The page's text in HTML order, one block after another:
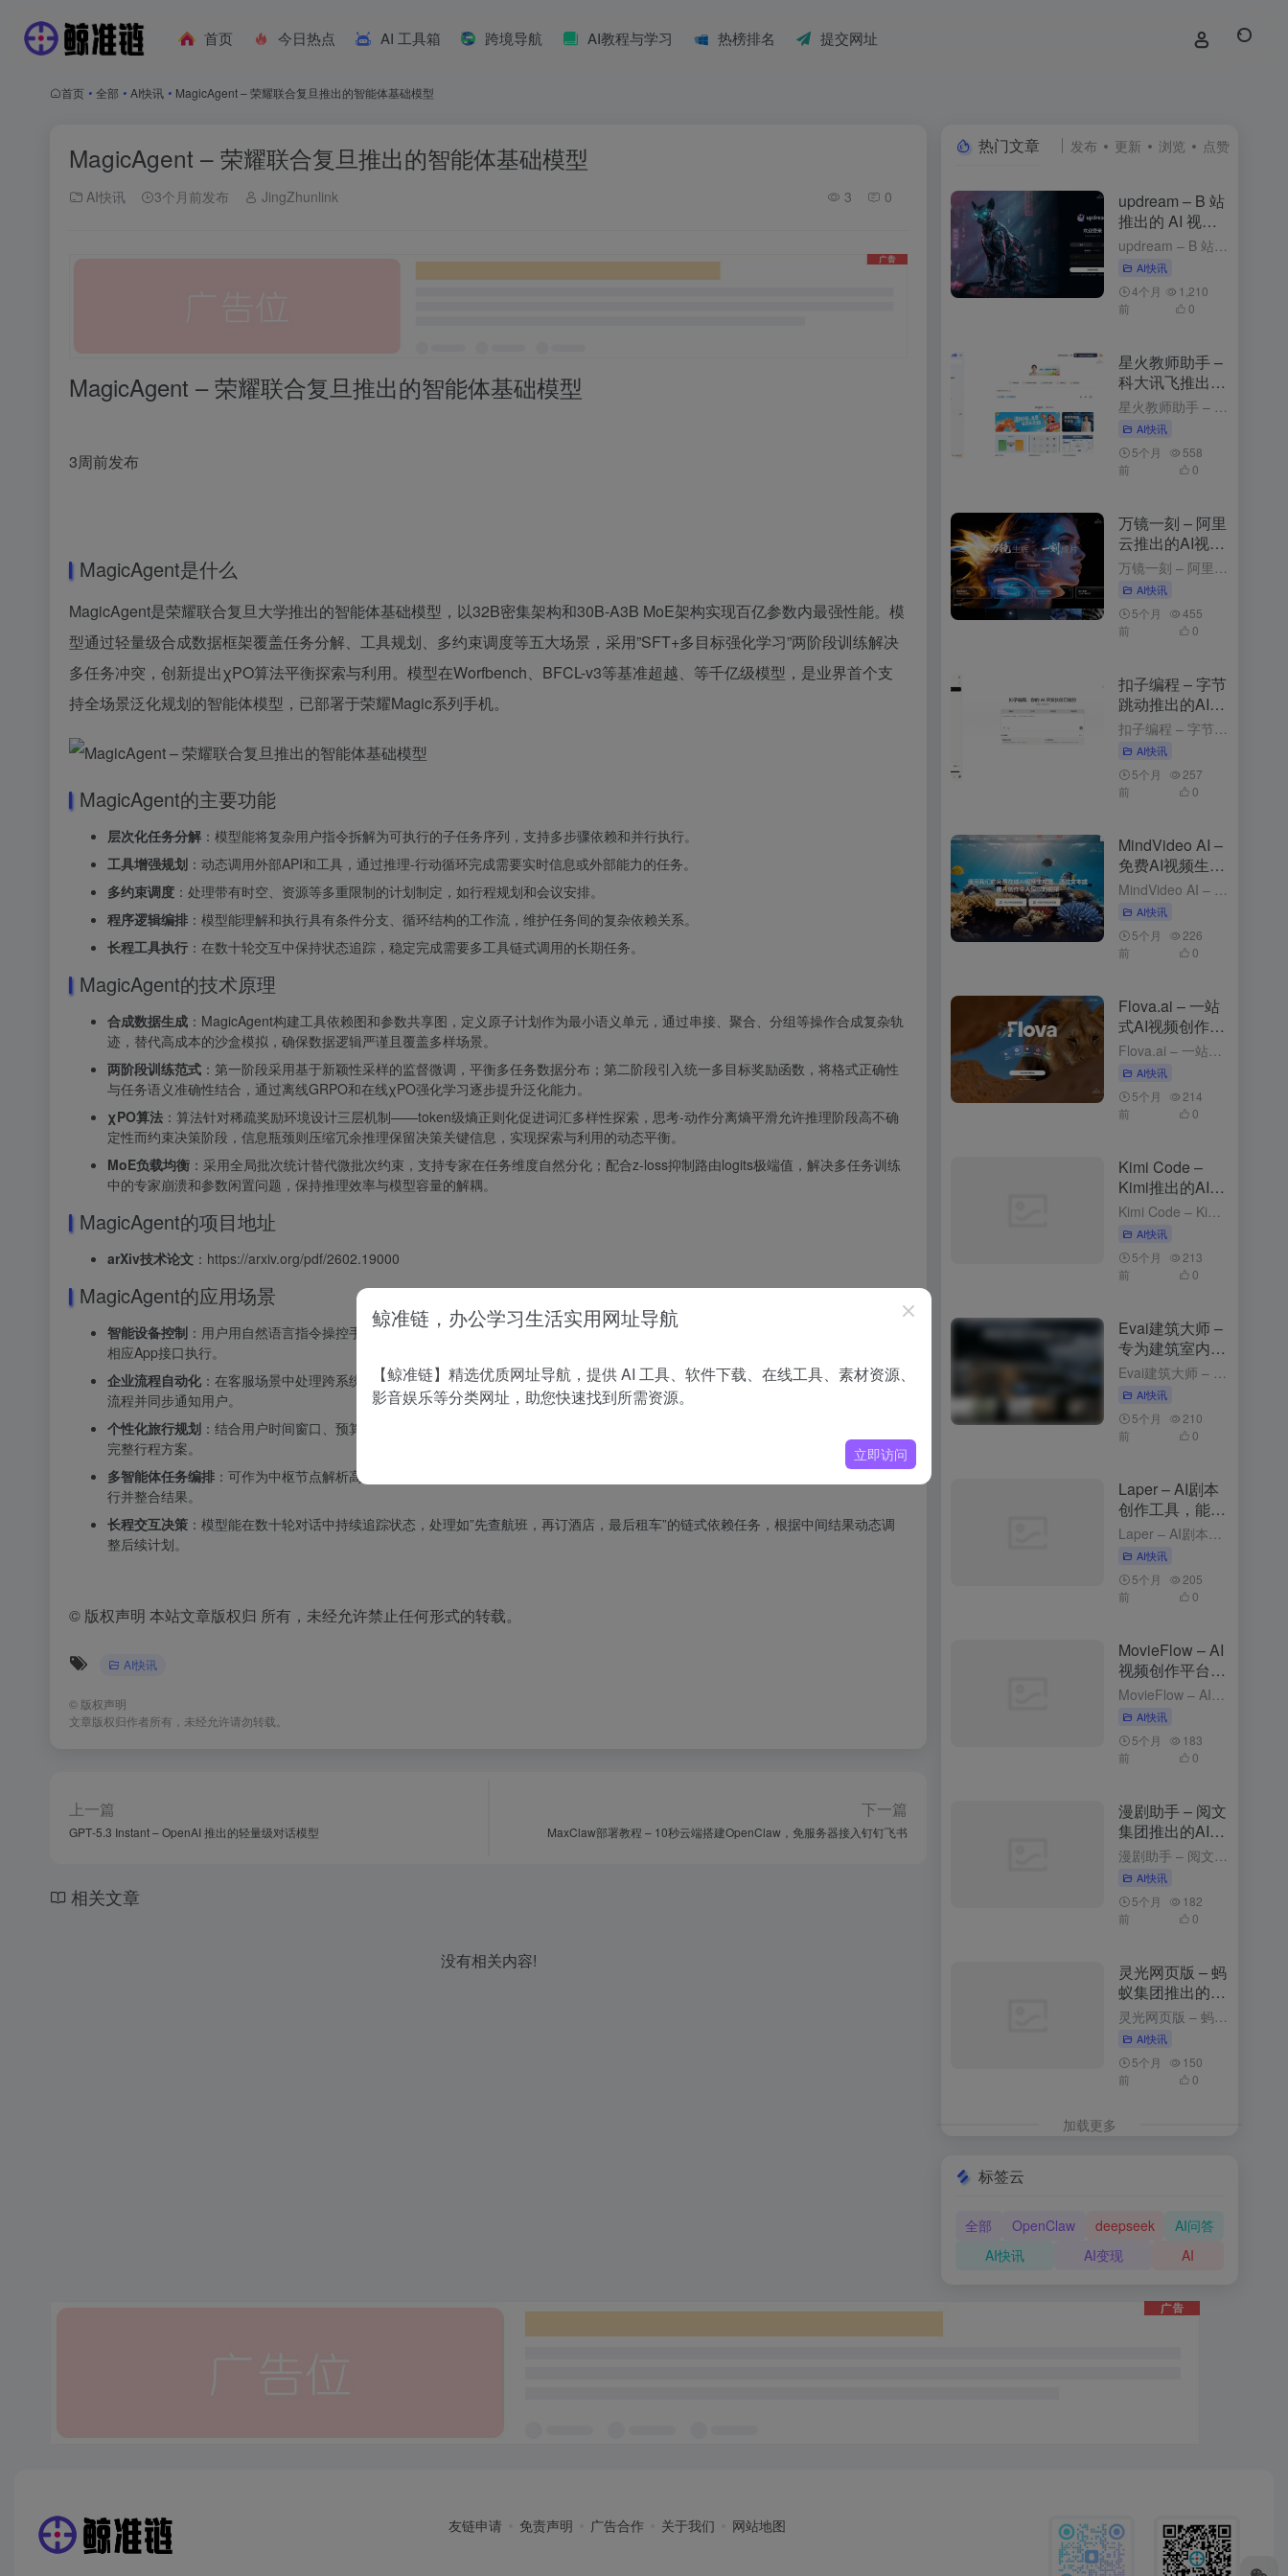
首页 今日热点 AI 工具箱 跨境导航 AI教程与学习 热榜排名 提交网址
首页 • 全部 • AI快讯 • MagicAgent – 荣耀联合复旦推出的智能体基础模型
MagicAgent – 荣耀联合复旦推出的智能体基础模型
AI快讯 3个月前发布 JingZhunlink 3 0
MagicAgent – 荣耀联合复旦推出的智能体基础模型
3周前发布
MagicAgent是什么
MagicAgent是荣耀联合复旦大学推出的智能体基础模型，以32B密集架构和30B-A3B MoE架构实现百亿参数内最强性能。模
型通过轻量级合成数据框架覆盖任务分解、工具规划、多约束调度等五大场景，采用”SFT+多目标强化学习”两阶段训练解决
多任务冲突，创新提出χPO算法平衡探索与利用。模型在Worfbench、BFCL-v3等基准超越、等千亿级模型，是业界首个支
持全场景泛化规划的智能体模型，已部署于荣耀Magic系列手机。
MagicAgent的主要功能
层次化任务分解 ：模型能将复杂用户指令拆解为可执行的子任务序列，支持多步骤依赖和并行执行。
工具增强规划 ：动态调用外部API和工具，通过推理-行动循环完成需要实时信息或外部能力的任务。
多约束调度 ：处理带有时空、资源等多重限制的计划制定，如行程规划和会议安排。
程序逻辑编排 ：模型能理解和执行具有条件分支、循环结构的工作流，维护任务间的复杂依赖关系。
长程工具执行 ：在数十轮交互中保持状态追踪，稳定完成需要多工具链式调用的长期任务。
MagicAgent的技术原理
合成数据生成 ：MagicAgent构建工具依赖图和参数共享图，定义原子计划作为最小语义单元，通过串接、聚合、分组等操作合成复杂轨
迹，替代高成本的沙盒模拟，确保数据逻辑严谨且覆盖多样场景。
两阶段训练范式 ：第一阶段采用基于新颖性采样的监督微调，平衡多任务数据分布；第二阶段引入统一多目标奖励函数，将格式正确性
与任务语义准确性结合，通过离线GRPO和在线χPO强化学习逐步提升泛化能力。
χPO算法 ：算法针对稀疏奖励环境设计三层机制——token级熵正则化促进词汇多样性探索，思考-动作分离熵平滑允许推理阶段高不确
定性而约束决策阶段，信息瓶颈则压缩冗余推理保留决策关键信息，实现探索与利用的动态平衡。
MoE负载均衡 ：采用全局批次统计替代微批次约束，支持专家在任务维度自然分化；配合z-loss抑制路由logits极端值，解决多任务训练
中的专家崩溃和参数闲置问题，保持推理效率与模型容量的解耦。
MagicAgent的项目地址
arXiv技术论文 ：https://arxiv.org/pdf/2602.19000
MagicAgent的应用场景
智能设备控制 ：用户用自然语言指令操控手机完成复杂操作，如”在美团订西湖边酒店并查找附近高分餐厅”，模型自动分解任务和调用
相应App接口执行。
企业流程自动化 ：在客服场景中处理跨系统业务，如根据用户提供的订单号和退款原因，自动查询库存状态、验证支付信息、发起退款
流程并同步通知用户。
个性化旅行规划 ：结合用户时间窗口、预算限制和偏好标签，自动生成满足”直飞航班、特定城市停留天数、连续行程”等多约束条件的
完整行程方案。
多智能体任务编排 ：可作为中枢节点解析高层意图，将”筹备产品发布会”拆解为场地、物料、嘉宾等并行子任务，分发给专业智能体执
行并整合结果。
长程交互决策 ：模型能在数十轮对话中持续追踪状态，处理如”先查航班，再订酒店，最后租车”的链式依赖任务，根据中间结果动态调
整后续计划。
© 版权声明 本站文章版权归 所有，未经允许禁止任何形式的转载。
AI快讯
© 版权声明
文章版权归作者所有，未经允许请勿转载。
上一篇
GPT‑5.3 Instant – OpenAI 推出的轻量级对话模型
下一篇
MaxClaw部署教程 – 10秒云端搭建OpenClaw，免服务器接入钉钉飞书
相关文章
没有相关内容!
热门文章 发布 更新 浏览 点赞
updream – B 站
推出的 AI 视频
创作助手
updream – B 站推出的 AI 视频创作助手 1周前发布 updream是什么 updream是B站官方推出的专业级AI视频创作助手，专为资深UP主打造。核心功能包括AI智能Agent、个性化...
AI快讯
4个月
前
1,210
0
星火教师助手 –
科大讯飞推出的
AI备课工具
星火教师助手 – 科大讯飞推出的AI备课工具 2个月前发布 星火教师助手是什么 星火教师助手是科大讯飞基于星火认知大模型推出的AI备课工具，能简化教师的备课流程，提升教学效率，为教师提供个性化的教学资...
AI快讯
5个月
前
558
0
万镜一刻 – 阿里
云推出的AI视频
创作工具
万镜一刻 – 阿里云推出的AI视频创作工具 4周前发布 万镜一刻是什么 万镜一刻是阿里云推出的，以”万镜生辉·一刻成片”为核心理念，为不同需求的创作者提供从内容解析到故事板生成的一站式解决方案。产品目...
AI快讯
5个月
前
455
0
扣子编程 – 字节
跳动推出的AI应
用开发平台
扣子编程 – 字节跳动推出的AI应用开发平台 3个月前发布 扣子编程是什么 扣子编程是字节跳动推出的，通过自然语言描述需求，快速生成智能体、工作流和网页应用。平台提供开箱即用的云端开发环境，无需安装工...
AI快讯
5个月
前
257
0
MindVideo AI –
免费AI视频生成
工具，支持图、
文生视频
MindVideo AI – 免费AI视频生成工具，支持图、文生视频 4个月前发布 MindVideo AI是什么 MindVideo AI 是先进的免费在线 ，支持和功能。用户只需输入文字描述或上传...
AI快讯
5个月
前
226
0
Flova.ai – 一站
式AI视频创作平
台，对话式创作Flova.ai – 一站式AI视频创作平台，对话式创作 5个月前发布 Flova.ai是什么 Flova.ai 是创新的 ，通过自然对话的方式，将用户的创意转化为完整的视频作品。用户只需输入一个核心...
AI快讯
5个月
前
214
0
Kimi Code –
Kimi推出的AI编
程工具
Kimi Code – Kimi推出的AI编程工具 2个月前发布 Kimi Code是什么 Kimi Code 是 Kimi推出的，可在终端（CLI）、VS Code 、 、JetBrains 和 Z...
AI快讯
5个月
前
213
0
Evai建筑大师 –
专为建筑室内行
业的云端AI创作
平台
Evai建筑大师 – 专为建筑室内行业的云端AI创作平台 2个月前更新 Evai建筑大师是什么 Evai 建筑大师（OpenEvai）是专为建筑师、室内设计师和景观规划师打造的云端 AI 创作平台。通...
AI快讯
5个月
前
210
0
Laper – AI剧本
创作工具，能实
时预测台词与动
作
Laper – AI剧本创作工具，能实时预测台词与动作 3个月前更新 Laper是什么 Laper 是 AI 剧本创作工具，能为编剧提供精细化的创作平台。Laper支持多种剧本类型，如电影长片、短片和...
AI快讯
5个月
前
205
0
MovieFlow – AI
视频创作平台，
文本描述生成完
整视频
MovieFlow – AI视频创作平台，文本描述生成完整视频 3个月前发布 MovieFlow是什么 MovieFlow 是，能将用户的一句话、一个想法或一个完整剧本快速转化为几分钟到上百分钟的影片...
AI快讯
5个月
前
183
0
漫剧助手 – 阅文
集团推出的AI漫
剧创作平台
漫剧助手 – 阅文集团推出的AI漫剧创作平台 3周前发布 漫剧助手是什么 漫剧助手是阅文集团推出的AI漫剧创作平台，专为网文改编漫剧打造的一站式解决方案。平台整合10万+部阅文精品IP资源，支持从小说...
AI快讯
5个月
前
182
0
灵光网页版 – 蚂
蚁集团推出的AI
助手与应用生成
平台
灵光网页版 – 蚂蚁集团推出的AI助手与应用生成平台 3个月前更新 灵光网页版是什么 网页版是智能对话与应用生成平台，以简洁的界面和强大的功能为用户带来高效便捷的体验。用户登录后，可以通过与灵光对话...
AI快讯
5个月
前
150
0
加载更多
标签云
全部 OpenClaw deepseek
AI问答
AI快讯
AI变现 AI
友链申请 免责声明 广告合作 关于我们 网站地图
鲸准链，办公学习生活实用网址导航
【鲸准链】精选优质网址导航，提供 AI 工具、软件下载、在线工具、素材资源、
影音娱乐等分类网址，助您快速找到所需资源。
立即访问